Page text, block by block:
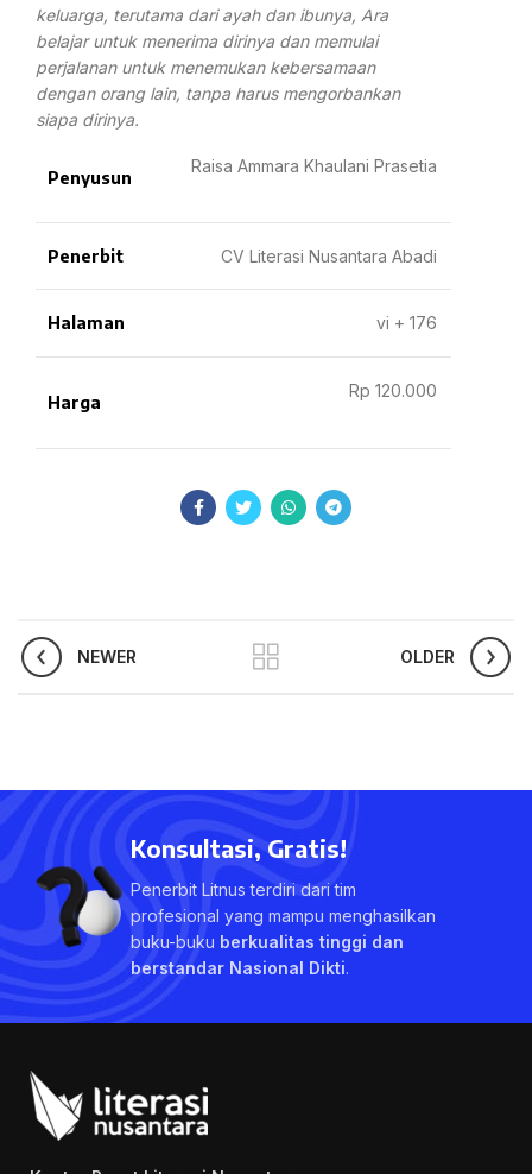
keluarga, terutama dari ayah dan ibunya, Ara
belajar untuk menerima dirinya dan memulai
perjalanan untuk menemukan kebersamaan
dengan orang lain, tanpa harus mengorbankan
siapa dirinya.
Penyusun
Raisa Ammara Khaulani Prasetia
Penerbit CV Literasi Nusantara Abadi
Halaman vi + 176
Harga
Rp 120.000
NEWER OLDER
Konsultasi, Gratis!
Penerbit Litnus terdiri dari tim
profesional yang mampu menghasilkan
buku-buku berkualitas tinggi dan
berstandar Nasional Dikti.